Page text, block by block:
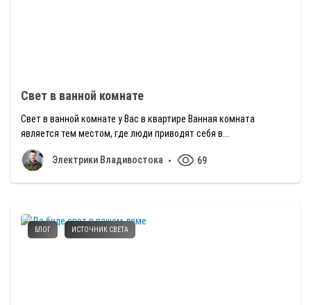
Свет в ванной комнате
Свет в ванной комнате у Вас в квартире Ванная комната
является тем местом, где люди приводят себя в...
Электрики Владивостока 69
БЛОГ ИСТОЧНИК СВЕТА